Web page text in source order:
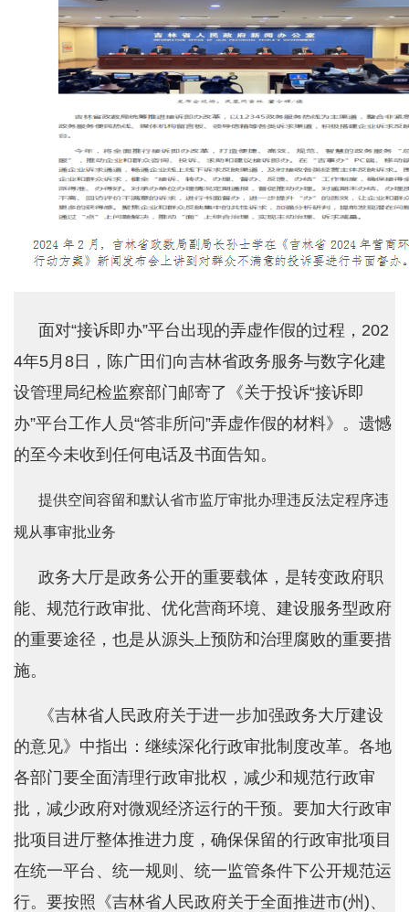
面对“接诉即办”平台出现的弄虚作假的过程，202
4年5月8日，陈广田们向吉林省政务服务与数字化建
设管理局纪检监察部门邮寄了《关于投诉“接诉即
办”平台工作人员“答非所问”弄虚作假的材料》。遗憾
的至今未收到任何电话及书面告知。
提供空间容留和默认省市监厅审批办理违反法定程序违
规从事审批业务
政务大厅是政务公开的重要载体，是转变政府职
能、规范行政审批、优化营商环境、建设服务型政府
的重要途径，也是从源头上预防和治理腐败的重要措
施。
《吉林省人民政府关于进一步加强政务大厅建设
的意见》中指出：继续深化行政审批制度改革。各地
各部门要全面清理行政审批权，减少和规范行政审
批，减少政府对微观经济运行的干预。要加大行政审
批项目进厅整体推进力度，确保保留的行政审批项目
在统一平台、统一规则、统一监管条件下公开规范运
行。要按照《吉林省人民政府关于全面推进市(州)、